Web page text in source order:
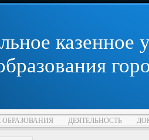
казенное
ОБРАЗОВАНИЯ ДЕЯТЕЛЬНОСТЬ